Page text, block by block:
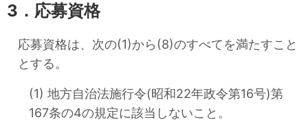
3．応募資格
応募資格は、次の(1)から(8)のすべてを満たすこと
とする。
(1) 地方自治法施行令(昭和22年政令第16号)第
167条の4の規定に該当しないこと。